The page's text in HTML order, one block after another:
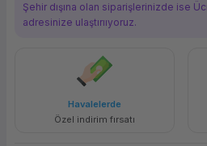
Şehir dışına olan siparişlerinizde ise
adresinize ulaştırııyoruz.
Havalelerde
Özel indirim fırsatı